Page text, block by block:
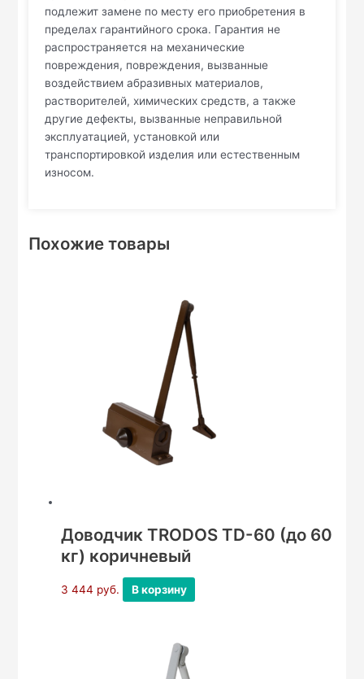
подлежит замене по месту его приобретения в
пределах гарантийного срока. Гарантия не
распространяется на механические
повреждения, повреждения, вызванные
воздействием абразивных материалов,
растворителей, химических средств, а также
другие дефекты, вызванные неправильной
эксплуатацией, установкой или
транспортировкой изделия или естественным
износом.
Похожие товары
Доводчик TRODOS TD-60 (до 60
кг) коричневый
3 444 руб. В корзину